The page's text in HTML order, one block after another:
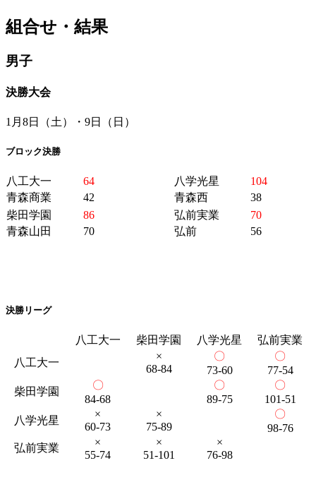
組合せ・結果
男子
決勝大会
1月8日（土）・9日（日）
ブロック決勝
八工大一 64 八学光星
104
青森商業
42 青森西
38
柴田学園
86 弘前実業
70
青森山田
70 弘前 56
決勝リーグ
八工大一 柴田学園 八学光星
弘前実業
八工大一
×
68-84
〇
73-60
〇
77-54
柴田学園
〇
84-68
〇
89-75
〇
101-51
八学光星
×
60-73
×
75-89
〇
98-76
弘前実業
×
55-74
×
51-101
×
76-98